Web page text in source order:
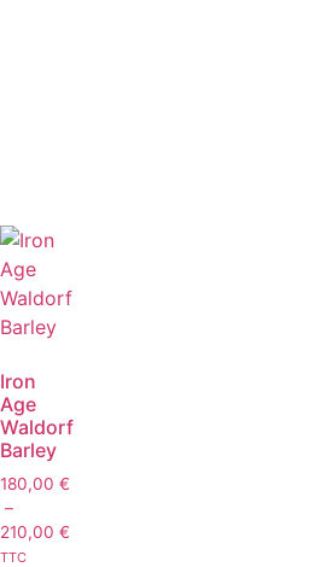
Iron
Age
Waldorf
Barley
180,00 €
–
210,00 €
TTC